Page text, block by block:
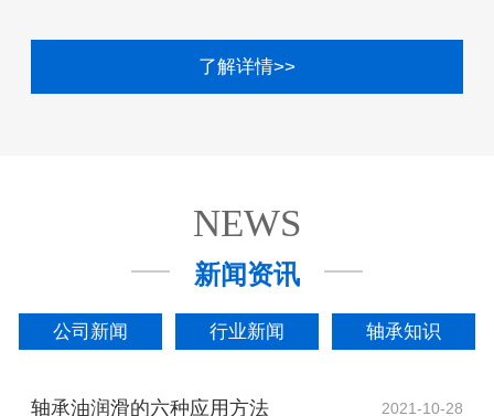
了解详情>>
NEWS
新闻资讯
公司新闻 行业新闻 轴承知识
轴承油润滑的六种应用方法 2021-10-28